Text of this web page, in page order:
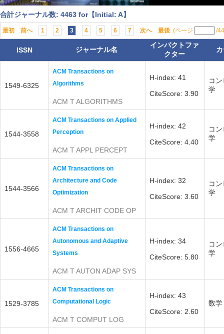
合計ジャーナル数: 4463 for【Initial: A】
最初 前へ 1 2 3 4 5 6 7 次へ 最後 (ページ /
ISSN ジャーナル名
インパクトファ
クター
1549-6325
ACM Transactions on
Algorithms
ACM T ALGORITHMS
H-index: 41
CiteScore: 3.90
コ
学
1544-3558
ACM Transactions on Applied
Perception
ACM T APPL PERCEPT
H-index: 42
CiteScore: 4.40
コ
学
1544-3566
ACM Transactions on
Architecture and Code
Optimization
ACM T ARCHIT CODE OP
H-index: 32
CiteScore: 3.60
コ
学
1556-4665
ACM Transactions on
Autonomous and Adaptive
Systems
ACM T AUTON ADAP SYS
H-index: 34
CiteScore: 5.80
コ
学
1529-3785
ACM Transactions on
Computational Logic
ACM T COMPUT LOG
H-index: 43
CiteScore: 2.60
数学